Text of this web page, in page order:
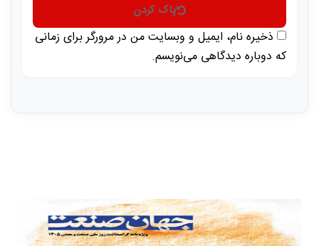
پاک کردن
ذخیره نام، ایمیل و وبسایت من در مرورگر برای زمانی
که دوباره دیدگاهی می‌نویسم.